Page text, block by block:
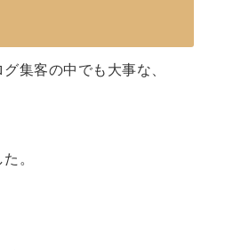
集客の中でも大事な、
。